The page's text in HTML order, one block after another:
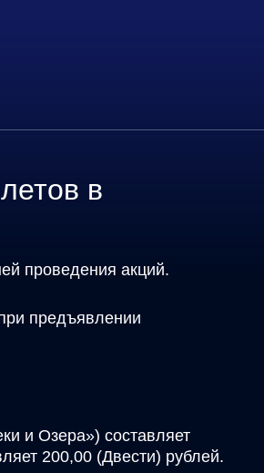
в
проведения акций.
предъявлении
и Озера») составляет
200,00 (Двести) рублей.